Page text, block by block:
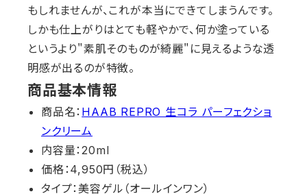
もしれませんが、これが本当にできてしまうんです。
しかも仕上がりはとても軽やかで、何か塗っている
というより"素肌そのものが綺麗"に見えるような透
明感が出るのが特徴。
商品基本情報
商品名： HAAB REPRO 生コラ パーフェクショ
ンクリーム
内容量：20ml
価格：4,950円（税込）
タイプ：美容ゲル（オールインワン）